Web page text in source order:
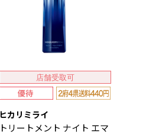
店舗受取可
ヒカリミライ
トリートメント ナイト エマ